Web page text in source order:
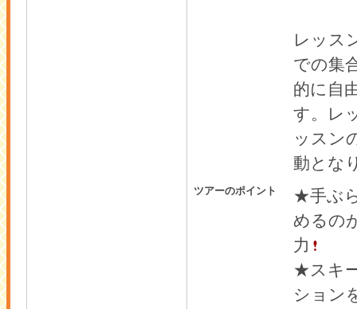
レッス
での集
的に自
す。レ
ッスン
動とな
ツアーのポイント
★手ぶ
めるの
力
★スキ
ション